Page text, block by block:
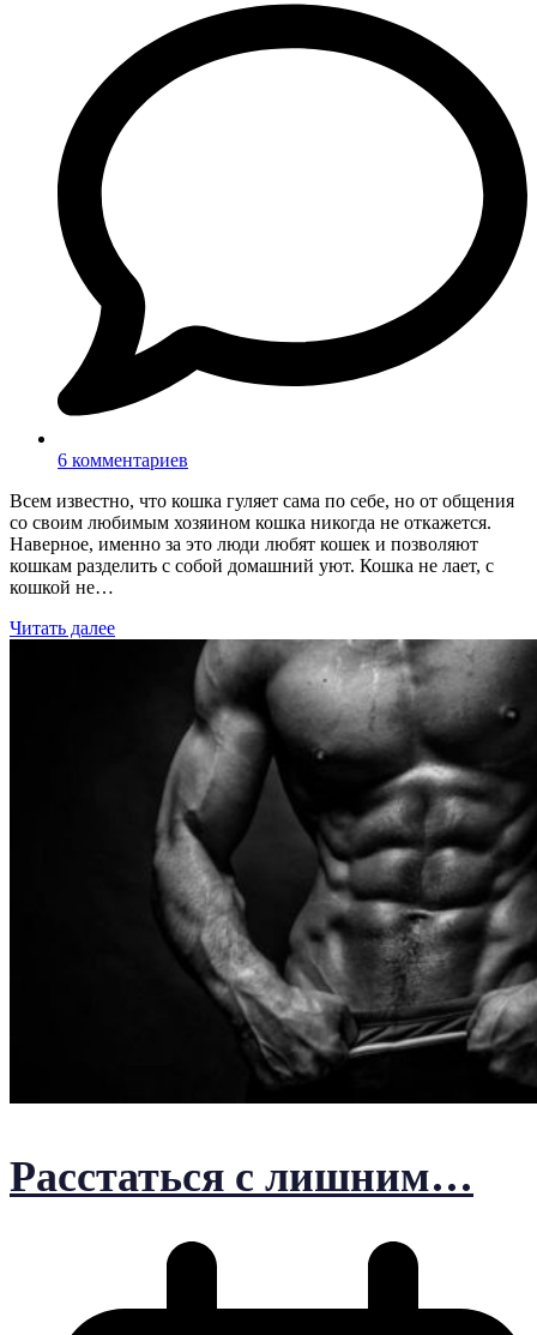
6 комментариев
Всем известно, что кошка гуляет сама по себе, но от общения
со своим любимым хозяином кошка никогда не откажется.
Наверное, именно за это люди любят кошек и позволяют
кошкам разделить с собой домашний уют. Кошка не лает, с
кошкой не…
Читать далее
Расстаться с лишним…